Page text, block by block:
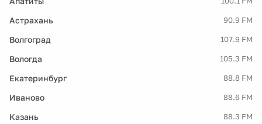
Астрахань 90.9 FM
Волгоград 107.9 FM
Вологда 105.3 FM
Екатеринбург 88.8 FM
Иваново 88.6 FM
Казань 88.3 FM